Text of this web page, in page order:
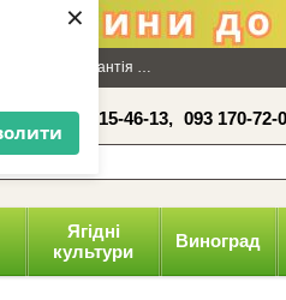
×
Гарантія
41, 050 515-46-13, 093 170-72-
Ягідні
культури
Виноград